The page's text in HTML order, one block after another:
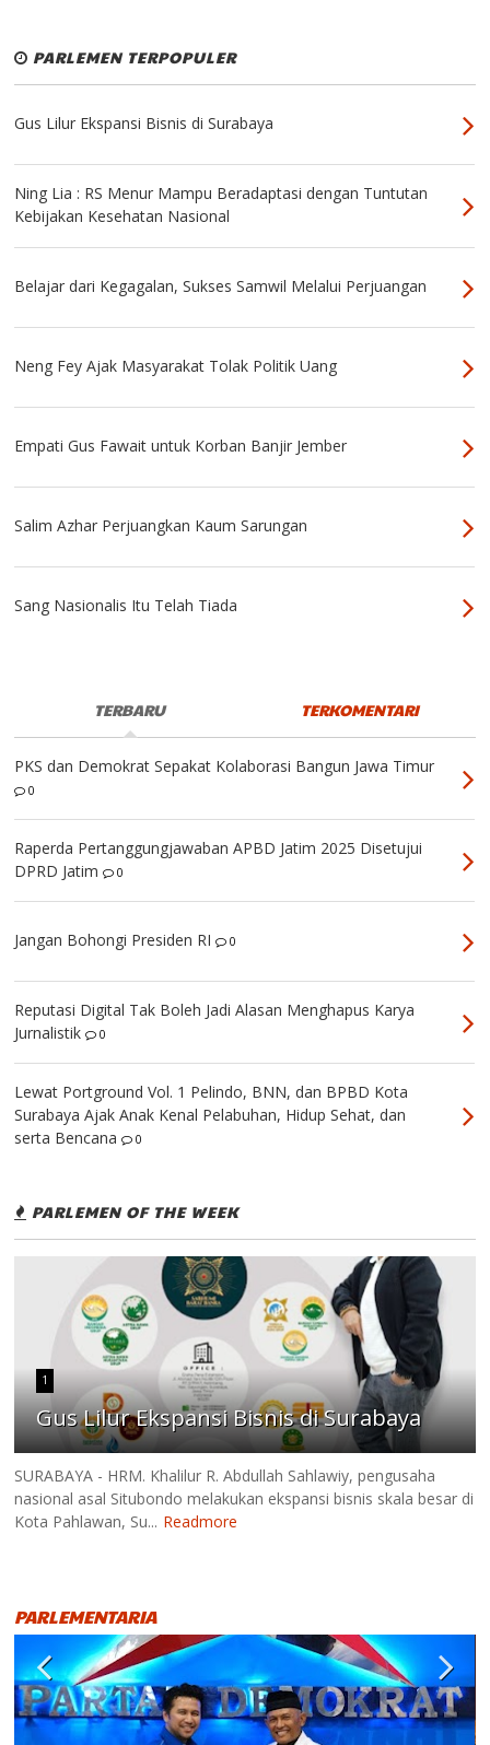
PARLEMEN TERPOPULER
Gus Lilur Ekspansi Bisnis di Surabaya
Ning Lia : RS Menur Mampu Beradaptasi dengan Tuntutan
Kebijakan Kesehatan Nasional
Belajar dari Kegagalan, Sukses Samwil Melalui Perjuangan
Neng Fey Ajak Masyarakat Tolak Politik Uang
Empati Gus Fawait untuk Korban Banjir Jember
Salim Azhar Perjuangkan Kaum Sarungan
Sang Nasionalis Itu Telah Tiada
TERBARU TERKOMENTARI
PKS dan Demokrat Sepakat Kolaborasi Bangun Jawa Timur
0
Raperda Pertanggungjawaban APBD Jatim 2025 Disetujui
DPRD Jatim
0
Jangan Bohongi Presiden RI 0
Reputasi Digital Tak Boleh Jadi Alasan Menghapus Karya
Jurnalistik
0
Lewat Portground Vol. 1 Pelindo, BNN, dan BPBD Kota
Surabaya Ajak Anak Kenal Pelabuhan, Hidup Sehat, dan
serta Bencana
0
PARLEMEN OF THE WEEK
1
Gus Lilur Ekspansi Bisnis di Surabaya
SURABAYA - HRM. Khalilur R. Abdullah Sahlawiy, pengusaha
nasional asal Situbondo melakukan ekspansi bisnis skala besar di
Kota Pahlawan, Su... Readmore
PARLEMENTARIA